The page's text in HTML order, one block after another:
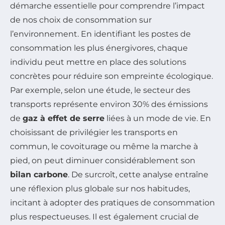
démarche essentielle pour comprendre l’impact
de nos choix de consommation sur
l’environnement. En identifiant les postes de
consommation les plus énergivores, chaque
individu peut mettre en place des solutions
concrètes pour réduire son empreinte écologique.
Par exemple, selon une étude, le secteur des
transports représente environ 30% des émissions
de gaz à effet de serre liées à un mode de vie. En
choisissant de privilégier les transports en
commun, le covoiturage ou même la marche à
pied, on peut diminuer considérablement son
bilan carbone. De surcroît, cette analyse entraîne
une réflexion plus globale sur nos habitudes,
incitant à adopter des pratiques de consommation
plus respectueuses. Il est également crucial de